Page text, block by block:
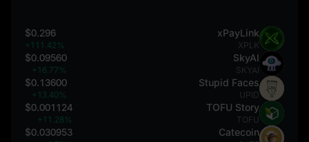
xPayLink
XPLK
$0.296
+111.42%
SkyAI
SKYAI
$0.09560
+16.77%
Stupid Faces
UPID
$0.13600
+13.40%
TOFU Story
TOFU
$0.001124
+11.28%
Catecoin
$0.030953